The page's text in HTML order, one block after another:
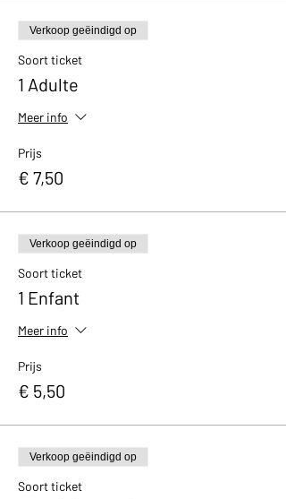
Verkoop geëindigd op
Soort ticket
1 Adulte
Meer info
Prijs
€ 7,50
Verkoop geëindigd op
Soort ticket
1 Enfant
Meer info
Prijs
€ 5,50
Verkoop geëindigd op
Soort ticket